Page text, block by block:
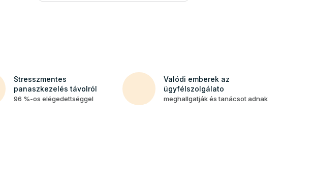
Stresszmentes
panaszkezelés távolról
96 %-os elégedettséggel
Valódi emberek az
ügyfélszolgálato
meghallgatják és tanácsot adnak